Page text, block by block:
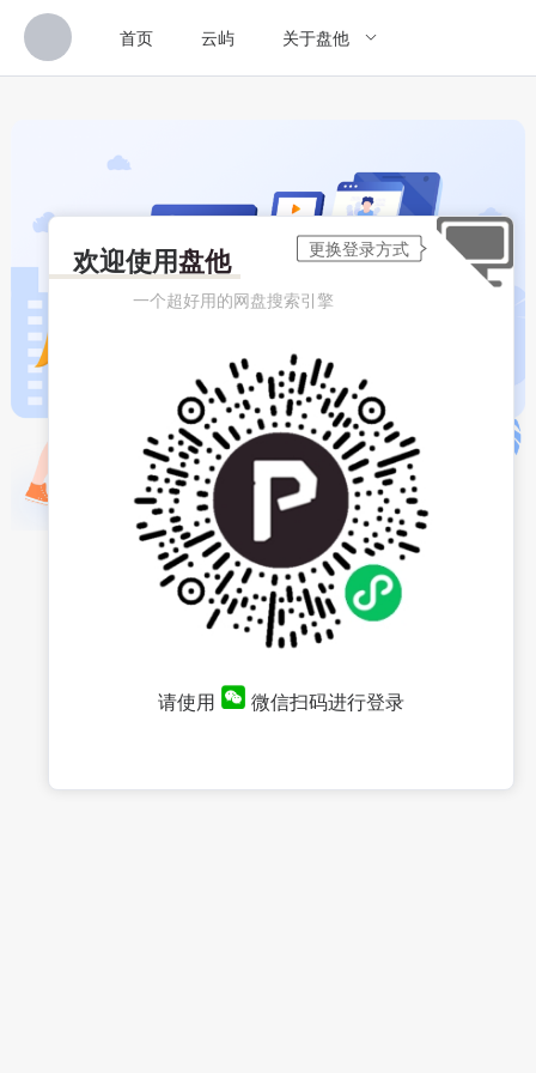
首页 云屿 关于盘他
欢迎使用盘他
一个超好用的网盘搜索引擎
请使用 微信扫码进行登录